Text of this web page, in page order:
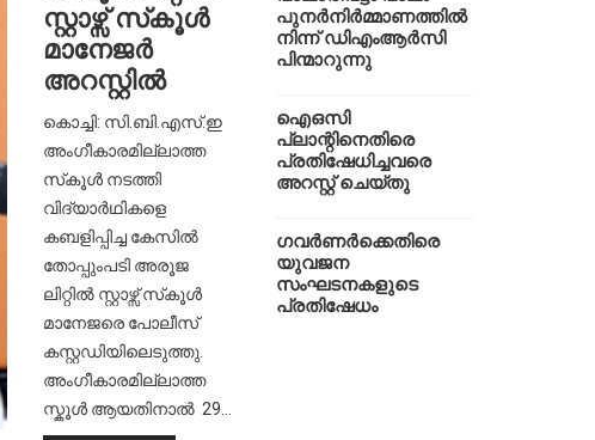
സ്റ്റാഴ്സ് സ്‌കൂള്‍
മാനേജർ
അറസ്റ്റിൽ
കൊച്ചി: സി.ബി.എസ്.ഇ
അംഗീകാരമില്ലാത്ത
സ്‌കൂള്‍ നടത്തി
വിദ്യാര്‍ഥികളെ
കബളിപ്പിച്ച കേസില്‍
തോപ്പുംപടി അരൂജ
ലിറ്റില്‍ സ്റ്റാഴ്സ് സ്‌കൂള്‍
മാനേജരെ പോലീസ്
കസ്റ്റഡിയിലെടുത്തു.
അംഗീകാരമില്ലാത്ത
സ്കൂൾ ആയതിനാൽ 29…
പുനർനിർമ്മാണത്തിൽ
നിന്ന് ഡിഎംആർസി
പിന്മാറുന്നു
ഐഒസി
പ്ലാന്റിനെതിരെ
പ്രതിഷേധിച്ചവരെ
അറസ്റ്റ് ചെയ്തു
ഗവര്‍ണര്‍ക്കെതിരെ
യുവജന
സംഘടനകളുടെ
പ്രതിഷേധം